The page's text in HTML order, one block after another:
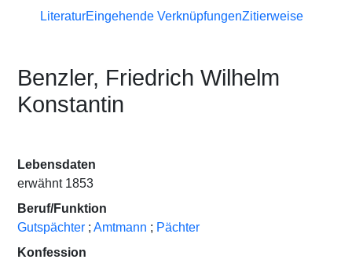
LiteraturEingehende VerknüpfungenZitierweise
Benzler, Friedrich Wilhelm
Konstantin
Lebensdaten
erwähnt 1853
Beruf/Funktion
Gutspächter ; Amtmann ; Pächter
Konfession